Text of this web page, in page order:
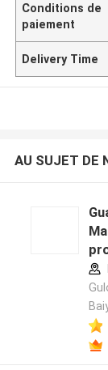
Conditions de
paiement
Delivery Time
AU SUJET DE